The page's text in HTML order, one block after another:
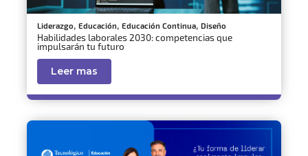
Liderazgo, Educación, Educación Continua, Diseño
Habilidades laborales 2030: competencias que
impulsarán tu futuro
Leer mas